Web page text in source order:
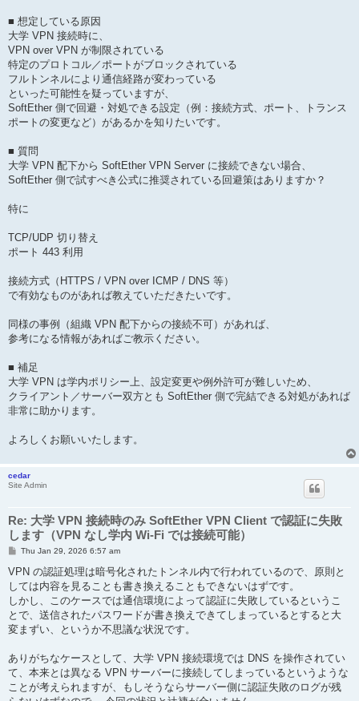
■ 想定している原因
大学 VPN 接続時に、
VPN over VPN が制限されている
特定のプロトコル／ポートがブロックされている
フルトンネルにより通信経路が変わっている
といった可能性を疑っていますが、
SoftEther 側で回避・対処できる設定（例：接続方式、ポート、トランス
ポートの変更など）があるかを知りたいです。
■ 質問
大学 VPN 配下から SoftEther VPN Server に接続できない場合、
SoftEther 側で試すべき公式に推奨されている回避策はありますか？
特に
TCP/UDP 切り替え
ポート 443 利用
接続方式（HTTPS / VPN over ICMP / DNS 等）
で有効なものがあれば教えていただきたいです。
同様の事例（組織 VPN 配下からの接続不可）があれば、
参考になる情報があればご教示ください。
■ 補足
大学 VPN は学内ポリシー上、設定変更や例外許可が難しいため、
クライアント／サーバー双方とも SoftEther 側で完結できる対処があれば
非常に助かります。
よろしくお願いいたします。
cedar
Site Admin
Re: 大学 VPN 接続時のみ SoftEther VPN Client で認証に失敗
します（VPN なし学内 Wi-Fi では接続可能）
P
s
Thu Jan 29, 2026 6:57 am
VPN の認証処理は暗号化されたトンネル内で行われているので、原則と
しては内容を見ることも書き換えることもできないはずです。
しかし、このケースでは通信環境によって認証に失敗しているというこ
とで、送信されたパスワードが書き換えできてしまっているとすると大
変まずい、というか不思議な状況です。
ありがちなケースとして、大学 VPN 接続環境では DNS を操作されてい
て、本来とは異なる VPN サーバーに接続してしまっているというような
ことが考えられますが、もしそうならサーバー側に認証失敗のログが残